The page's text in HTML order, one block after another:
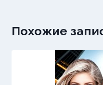
Похожие